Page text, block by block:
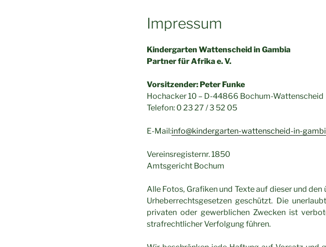
Impressum
Kindergarten Wattenscheid in Gambia
Partner für Afrika e. V.
Vorsitzender: Peter Funke
Hochacker 10 – D-44866 Bochum-Wattenscheid
Telefon: 0 23 27 / 3 52 05
E-Mail:info@kindergarten-wattenscheid-in-
Vereinsregisternr. 1850
Amtsgericht Bochum
Alle Fotos, Grafiken und Texte auf dieser und
Urheberrechtsgesetzen geschützt. Die
privaten oder gewerblichen Zwecken ist
strafrechtlicher Verfolgung führen.